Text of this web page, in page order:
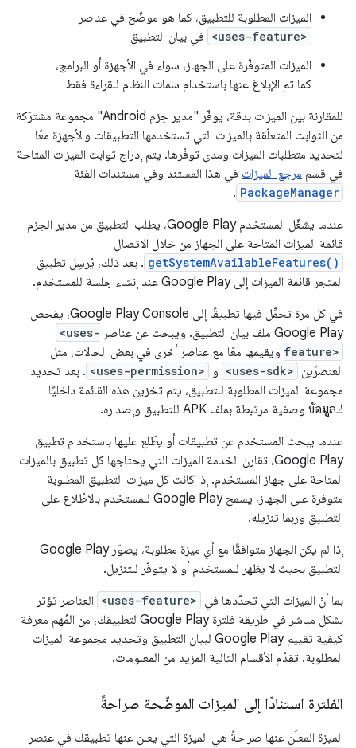
الميزات المطلوبة للتطبيق، كما هو موضّح في عناصر
<uses-feature> في بيان التطبيق
الميزات المتوفّرة على الجهاز، سواء في الأجهزة أو البرامج،
كما تم الإبلاغ عنها باستخدام سمات النظام للقراءة فقط
للمقارنة بين الميزات بدقة، يوفّر "مدير حِزم Android" مجموعة مشترَكة
من الثوابت المتعلّقة بالميزات التي تستخدمها التطبيقات والأجهزة معًا
لتحديد متطلبات الميزات ومدى توفّرها. يتم إدراج ثوابت الميزات المتاحة
في قسم مرجع الميزات في هذا المستند وفي مستندات الفئة
PackageManager
.
عندما يشغّل المستخدم Google Play، يطلب التطبيق من مدير الحِزم
قائمة الميزات المتاحة على الجهاز من خلال الاتصال
getSystemAvailableFeatures() . بعد ذلك، يُرسِل تطبيق
المتجر قائمة الميزات إلى Google Play عند إنشاء جلسة للمستخدم.
في كل مرة تحمِّل فيها تطبيقًا إلى Google Play Console، يفحص
Google Play ملف بيان التطبيق. ويبحث عن عناصر
<uses-
feature> ويقيمها معًا مع عناصر أخرى في بعض الحالات، مثل
العنصرَين <uses-sdk> و <uses-permission> . بعد تحديد
مجموعة الميزات المطلوبة للتطبيق، يتم تخزين هذه القائمة داخليًا
كข้อมูล وصفية مرتبطة بملف APK للتطبيق وإصداره.
عندما يبحث المستخدم عن تطبيقات أو يطّلع عليها باستخدام تطبيق
Google Play، تقارن الخدمة الميزات التي يحتاجها كل تطبيق بالميزات
المتاحة على جهاز المستخدم. إذا كانت كل ميزات التطبيق المطلوبة
متوفرة على الجهاز، يسمح Google Play للمستخدم بالاطّلاع على
التطبيق وربما تنزيله.
إذا لم يكن الجهاز متوافقًا مع أي ميزة مطلوبة، يصوّر Google Play
التطبيق بحيث لا يظهر للمستخدم أو لا يتوفّر للتنزيل.
بما أنّ الميزات التي تحدّدها في <uses-feature> العناصر تؤثر
بشكل مباشر في طريقة فلترة Google Play لتطبيقك، من المُهم معرفة
كيفية تقييم Google Play لبيان التطبيق وتحديد مجموعة الميزات
المطلوبة. تقدّم الأقسام التالية المزيد من المعلومات.
الفلترة استنادًا إلى الميزات الموضّحة صراحةً
الميزة المعلَن عنها صراحةً هي الميزة التي يعلن عنها تطبيقك في عنصر